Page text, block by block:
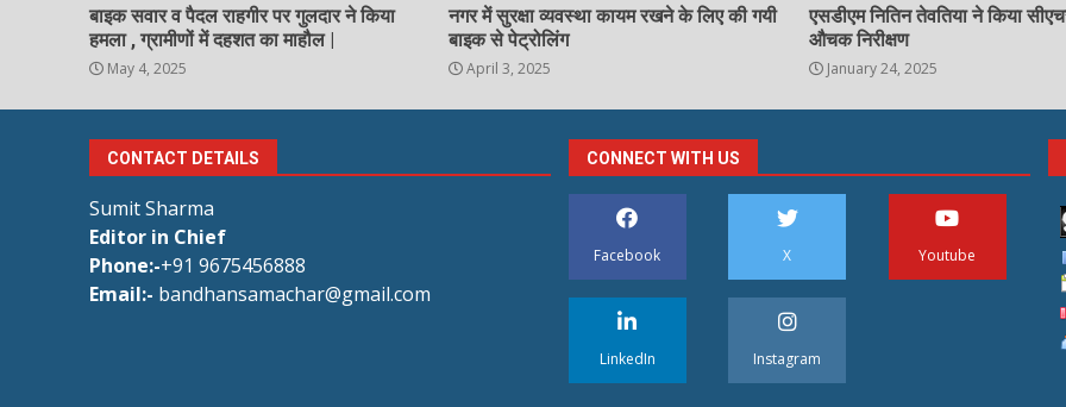
बाइक सवार व पैदल राहगीर पर गुलदार ने किया
हमला , ग्रामीणों में दहशत का माहौल |
May 4, 2025
नगर में सुरक्षा व्यवस्था कायम रखने के लिए की गयी
बाइक से पेट्रोलिंग
April 3, 2025
एसडीएम नितिन तेवतिया ने किया
औचक निरीक्षण
January 24, 2025
CONTACT DETAILS
Sumit Sharma
Editor in Chief
Phone:-+91 9675456888
Email:- bandhansamachar@gmail.com
CONNECT WITH US
Facebook X Youtube
LinkedIn Instagram